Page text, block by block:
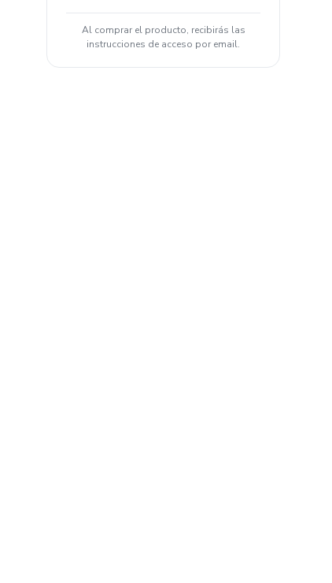
Al comprar el producto, recibirás las
instrucciones de acceso por email.